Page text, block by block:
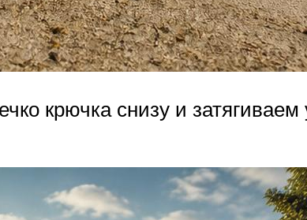
крючка снизу и